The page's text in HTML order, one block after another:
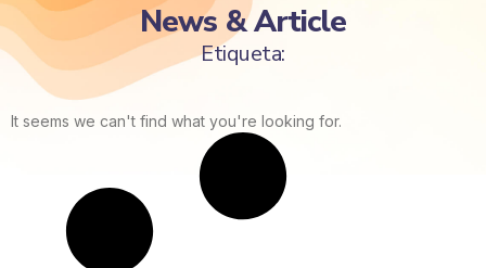
News & Article
Etiqueta:
It seems we can't find what you're looking for.